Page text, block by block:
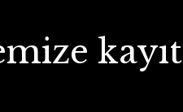
kayıt